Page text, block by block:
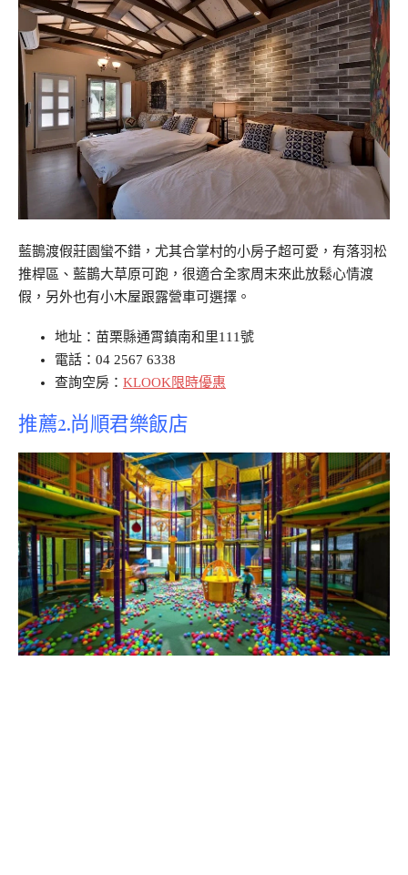
藍鵲渡假莊園蠻不錯，尤其合掌村的小房子超可愛，有落羽松
推桿區、藍鵲大草原可跑，很適合全家周末來此放鬆心情渡
假，另外也有小木屋跟露營車可選擇。
地址：苗栗縣通霄鎮南和里111號
電話：04 2567 6338
查詢空房： KLOOK限時優惠
推薦2.尚順君樂飯店